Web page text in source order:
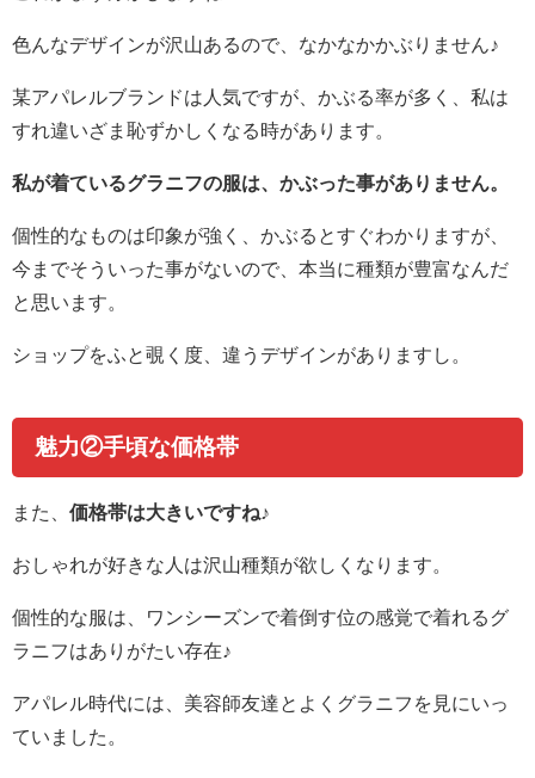
色んなデザインが沢山あるので、なかなかかぶりません♪
某アパレルブランドは人気ですが、かぶる率が多く、私は
すれ違いざま恥ずかしくなる時があります。
私が着ているグラニフの服は、かぶった事がありません。
個性的なものは印象が強く、かぶるとすぐわかりますが、
今までそういった事がないので、本当に種類が豊富なんだ
と思います。
ショップをふと覗く度、違うデザインがありますし。
魅力②手頃な価格帯
また、 価格帯は大きいですね♪
おしゃれが好きな人は沢山種類が欲しくなります。
個性的な服は、ワンシーズンで着倒す位の感覚で着れるグ
ラニフはありがたい存在♪
アパレル時代には、美容師友達とよくグラニフを見にいっ
ていました。